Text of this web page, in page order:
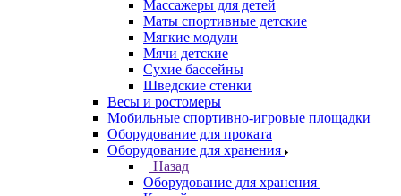
Массажеры для детей
Маты спортивные детские
Мягкие модули
Мячи детские
Сухие бассейны
Шведские стенки
Весы и ростомеры
Мобильные спортивно-игровые площадки
Оборудование для проката
Оборудование для хранения
Назад
Оборудование для хранения